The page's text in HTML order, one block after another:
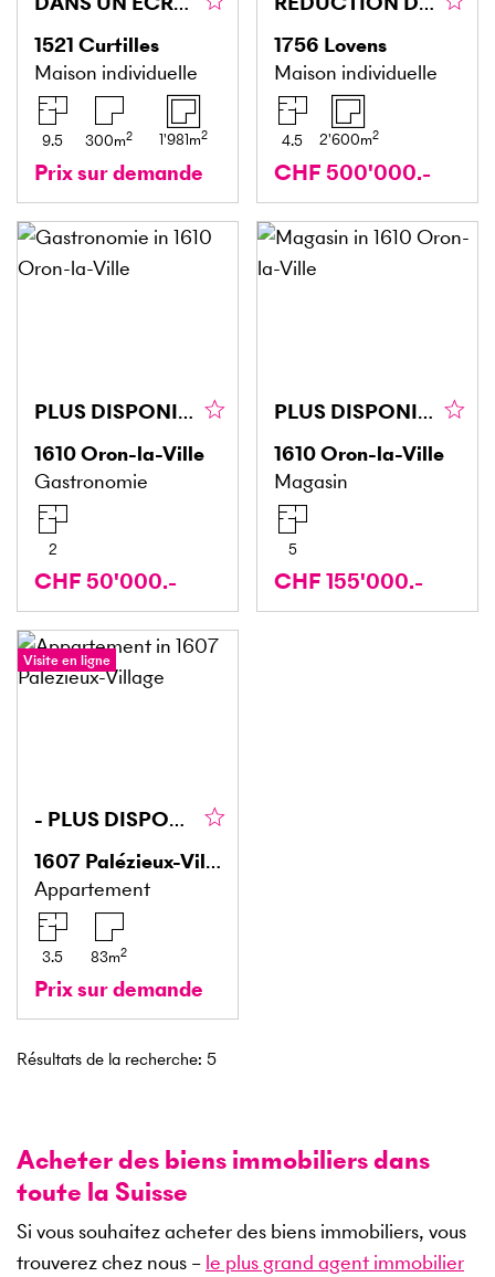
1521 Curtilles
Maison individuelle
9.5 300m2 1'981m2
Prix sur demande
1756 Lovens
Maison individuelle
4.5 2'600m2
CHF 500'000.-
PLUS DISPONIBLE
1610Oron-la-Ville
Gastronomie
2
CHF 50'000.-
PLUS DISPONIBLE
1610Oron-la-Ville
Magasin
5
CHF 155'000.-
Visite en ligne
- PLUS DISPONIBLE
1607 Palézieux-Village
Appartement
3.5 83m2
Prix sur demande
Résultats de la recherche: 5
Acheter des biens immobiliers dans
toute la Suisse
Si vous souhaitez acheter des biens immobiliers, vous
trouverez chez nous – le plus grand agent immobilier